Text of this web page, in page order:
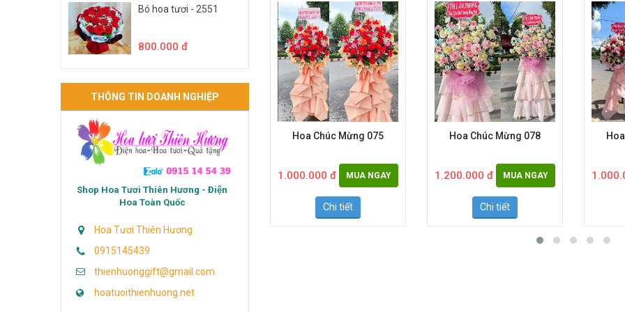
Bó hoa tươi - 2551
800.000 đ
THÔNG TIN DOANH NGHIỆP
Shop Hoa Tươi Thiên Hương - Điện
Hoa Toàn Quốc
Hoa Tươi Thiên Hương
0915145439
thienhuonggift@gmail.com
hoatuoithienhuong.net
Hoa Chúc Mừng 075
1.000.000 đ MUA NGAY
Chi tiết
Hoa Chúc Mừng 078
1.200.000 đ MUA NGAY
Chi tiết